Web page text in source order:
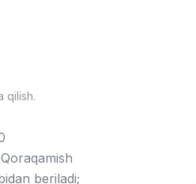
sum /
qilish.
beriladi;
Корхоналар